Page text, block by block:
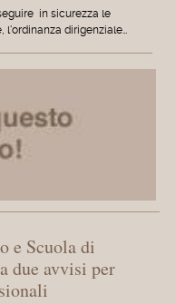
in sicurezza le
l'ordinanza dirigenziale…
e Scuola di
due avvisi per